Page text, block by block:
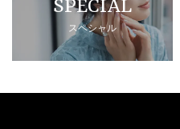
SPECIAL
スペシャル